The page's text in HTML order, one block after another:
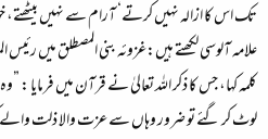
تک اس کا ازالہ نہیں کرتے‘ آرام سے نہیں بیٹھتے،
علامہ آلوسی لکھتے ہیں:غزوئہ بنی المصطلق میں رئیس
کلمہ کہا، جس کا ذکر اللہ تعالیٰ نے قرآن میں فرمایا
لوٹ کر گئے تو ضرور وہاں سے عزت والا ذلت والے